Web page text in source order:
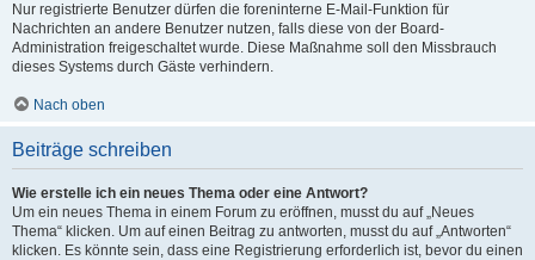
Nur registrierte Benutzer dürfen die foreninterne E-Mail-Funktion für
Nachrichten an andere Benutzer nutzen, falls diese von der Board-
Administration freigeschaltet wurde. Diese Maßnahme soll den Missbrauch
dieses Systems durch Gäste verhindern.
Nach oben
Beiträge schreiben
Wie erstelle ich ein neues Thema oder eine Antwort?
Um ein neues Thema in einem Forum zu eröffnen, musst du auf „Neues
Thema“ klicken. Um auf einen Beitrag zu antworten, musst du auf „Antworten“
klicken. Es könnte sein, dass eine Registrierung erforderlich ist, bevor du einen